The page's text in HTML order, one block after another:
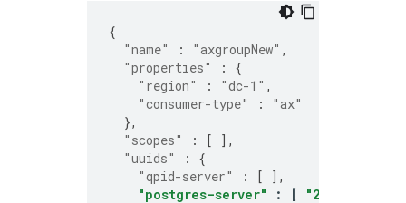
{
"name"
: "axgroupNew" ,
"properties"
:
{
"region"
: "dc-1" ,
"consumer-type"
:
"ax"
},
"scopes"
: [
],
"uuids"
:
{
"qpid-server"
: [
],
"postgres-server"
: [ "2cb7211f-